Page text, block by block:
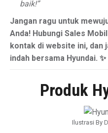
baik!”
Jangan ragu untuk
Anda! Hubungi Sales
kontak di website ini, dan
indah bersama Hyundai. ✨
Produk
Ilustrasi By